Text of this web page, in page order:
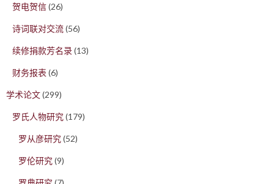
贺电贺信(26)
诗词联对交流(56)
续修捐款芳名录(13)
财务报表 (6)
学术论文(299)
罗氏人物研究(179)
罗从彦研究(52)
罗伦研究(9)